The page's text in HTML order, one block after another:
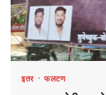
इतर फलटण